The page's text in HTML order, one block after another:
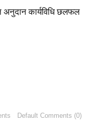
अनुदान कार्यविधि छलफल
Default Comments (0)